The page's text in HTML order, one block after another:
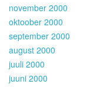
november 2000
oktoober 2000
september 2000
august 2000
juuli 2000
juuni 2000